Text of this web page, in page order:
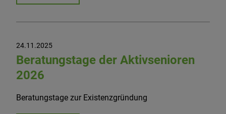
24.11.2025
Beratungstage der Aktivsenioren
2026
Beratungstage zur Existenzgründung